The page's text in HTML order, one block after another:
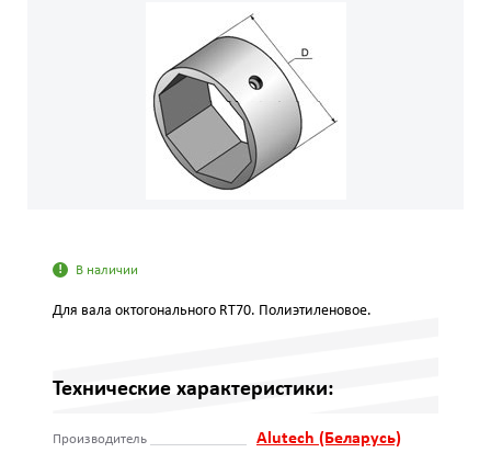
В наличии
Для вала октогонального RT70. Полиэтиленовое.
Технические характеристики:
Производитель Alutech (Беларусь)